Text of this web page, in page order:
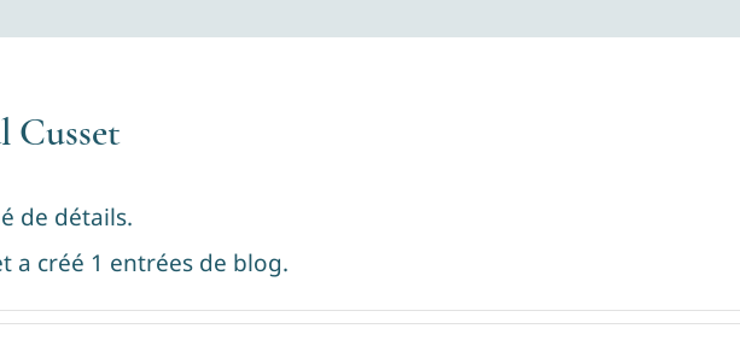
Cusset
de détails.
a créé 1 entrées de blog.